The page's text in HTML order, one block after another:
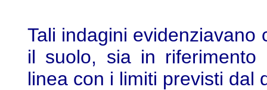
Tali indagini
il suolo, sia in riferimento
linea con i limiti previsti dal